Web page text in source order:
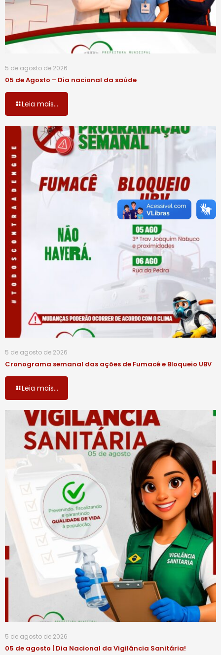
5 de agosto de 2026
05 de Agosto – Dia nacional da saúde
Leia mais...
5 de agosto de 2026
Cronograma semanal das ações de Fumacê e Bloqueio UBV
Leia mais...
5 de agosto de 2026
05 de agosto | Dia Nacional da Vigilância Sanitária!